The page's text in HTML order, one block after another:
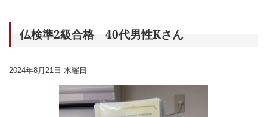
仏検準2級合格 40代男性Kさん
2024年8月21日 水曜日